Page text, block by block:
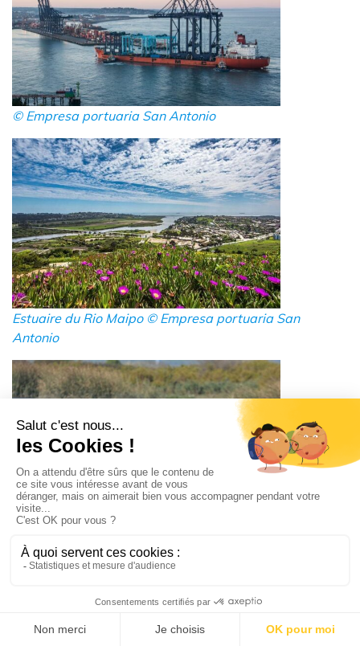
© Empresa portuaria San Antonio
Estuaire du Rio Maipo © Empresa portuaria San
Antonio
Estuaire du Rio Maipo © Empresa portuaria San
Antonio